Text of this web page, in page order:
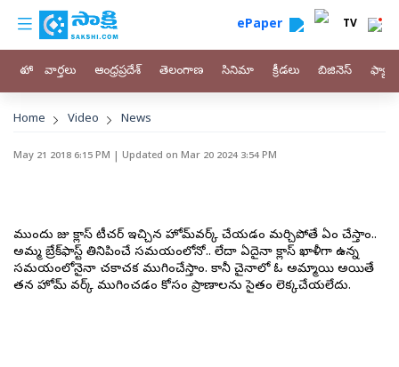
Skip to main content
custom menu ePaper TV
హోం వార్తలు ఆంధ్రప్రదేశ్ తెలంగాణ సినిమా క్రీడలు బిజినెస్
Breadcrumb
Home Video News
May 21 2018 6:15 PM | Updated on Mar 20 2024 3:54 PM
ముందు రోజు క్లాస్‌ టీచర్‌ ఇచ్చిన హోమ్‌వర్క్‌ చేయడం మర్చిపోతే ఏం చేస్తాం..
అమ్మ బ్రేక్‌ఫాస్ట్‌ తినిపించే సమయంలోనో.. లేదా ఏదైనా క్లాస్‌ ఖాళీగా ఉన్న
సమయంలోనైనా చకాచక ముగించేస్తాం. కానీ చైనాలో ఓ అమ్మాయి అయితే
తన హోమ్‌ వర్క్‌ ముగించడం కోసం ప్రాణాలను సైతం లెక్కచేయలేదు.